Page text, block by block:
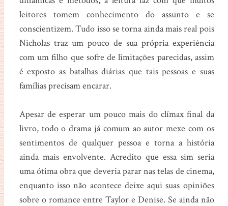
leitores tomem conhecimento do assunto e se
conscientizem. Tudo isso se torna ainda mais real pois
Nicholas traz um pouco de sua própria experiência
com um filho que sofre de limitações parecidas, assim
é exposto as batalhas diárias que tais pessoas e suas
famílias precisam encarar.
Apesar de esperar um pouco mais do clímax final da
livro, todo o drama já comum ao autor mexe com os
sentimentos de qualquer pessoa e torna a história
ainda mais envolvente. Acredito que essa sim seria
uma ótima obra que deveria parar nas telas de cinema,
enquanto isso não acontece deixe aqui suas opiniões
sobre o romance entre Taylor e Denise. Se ainda não